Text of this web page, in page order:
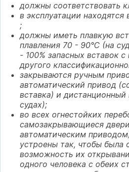
должны соответствовать
в эксплуатации
;
должны иметь плавкую
плавления 70 - 90°C (на
- 100% запасных вставок
другого
закрываются ручным
автоматический привод
вставка) и
судах);
во всех огнестойких
самозакрывающиеся
автоматическим
устроены так, чтобы была
возможность их
одного человека с обеих